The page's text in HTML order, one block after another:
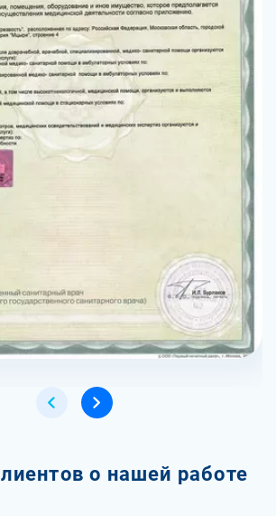
о нашей работе